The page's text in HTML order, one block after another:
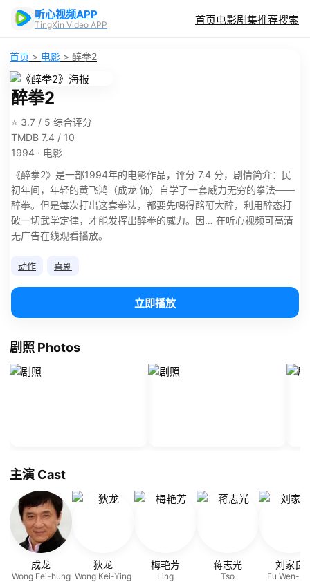
听心视频APP
TingXin Video APP 首页电影剧集推荐搜索
首页 > 电影 > 醉拳2
醉拳2
⭐ 3.7 / 5 综合评分
TMDB 7.4 / 10
1994 · 电影
《醉拳2》是一部1994年的电影作品，评分 7.4 分，剧情简介：民
初年间，年轻的黄飞鸿（成龙 饰）自学了一套威力无穷的拳法——
醉拳。但是每次打出这套拳法，都要先喝得酩酊大醉，利用醉态打
破一切武学定律，才能发挥出醉拳的威力。因… 在听心视频可高清
无广告在线观看播放。
动作 喜剧
立即播放
剧照 Photos
主演 Cast
成龙
Wong Fei-hung
狄龙
Wong Kei-Ying
梅艳芳
Ling
蒋志光
Tso
刘家良
Fu Wen-